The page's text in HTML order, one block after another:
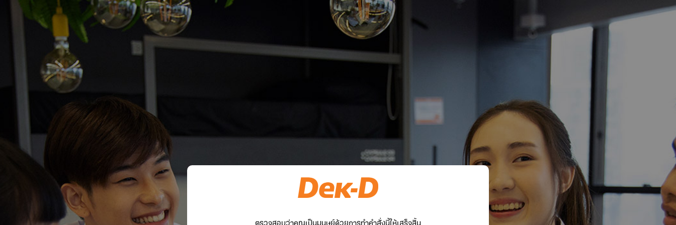
ตรวจสอบว่าคุณเป็นมนุษย์ด้วยการทำคำสั่งนี้ให้เสร็จสิ้น